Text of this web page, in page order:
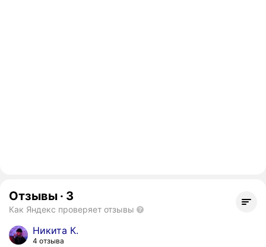
Отзывы · 3
Как Яндекс проверяет отзывы
Никита К.
4 отзыва